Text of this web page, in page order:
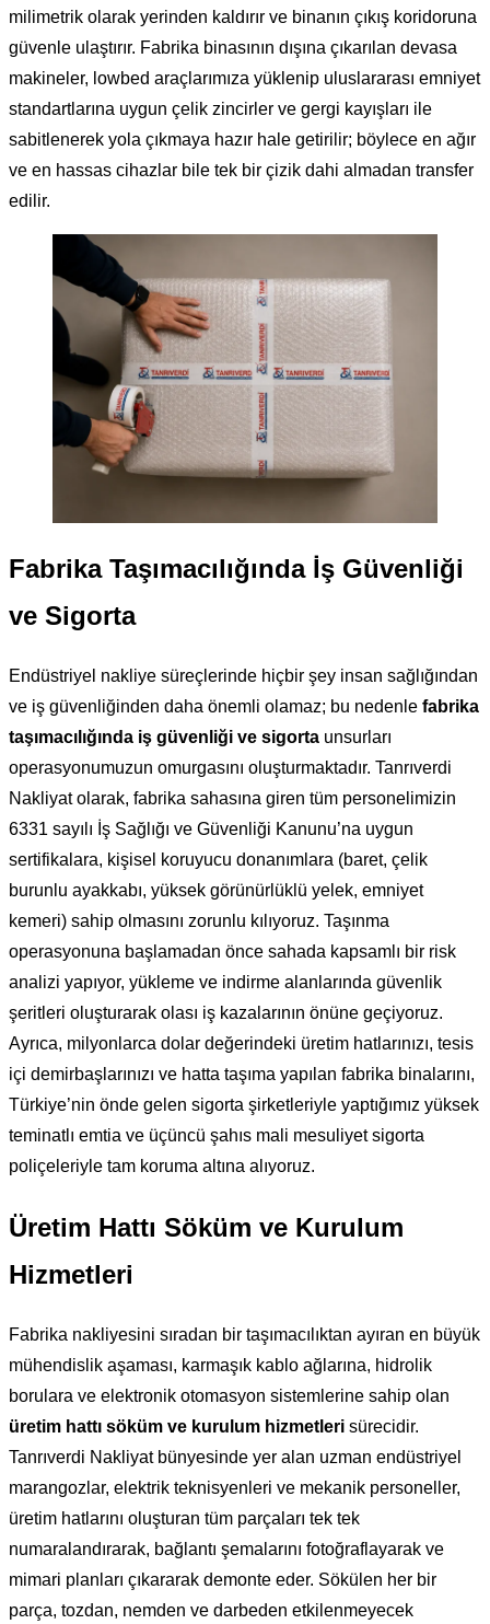
milimetrik olarak yerinden kaldırır ve binanın çıkış koridoruna
güvenle ulaştırır. Fabrika binasının dışına çıkarılan devasa
makineler, lowbed araçlarımıza yüklenip uluslararası emniyet
standartlarına uygun çelik zincirler ve gergi kayışları ile
sabitlenerek yola çıkmaya hazır hale getirilir; böylece en ağır
ve en hassas cihazlar bile tek bir çizik dahi almadan transfer
edilir.
Fabrika Taşımacılığında İş Güvenliği
ve Sigorta
Endüstriyel nakliye süreçlerinde hiçbir şey insan sağlığından
ve iş güvenliğinden daha önemli olamaz; bu nedenle fabrika
taşımacılığında iş güvenliği ve sigorta unsurları
operasyonumuzun omurgasını oluşturmaktadır. Tanrıverdi
Nakliyat olarak, fabrika sahasına giren tüm personelimizin
6331 sayılı İş Sağlığı ve Güvenliği Kanunu’na uygun
sertifikalara, kişisel koruyucu donanımlara (baret, çelik
burunlu ayakkabı, yüksek görünürlüklü yelek, emniyet
kemeri) sahip olmasını zorunlu kılıyoruz. Taşınma
operasyonuna başlamadan önce sahada kapsamlı bir risk
analizi yapıyor, yükleme ve indirme alanlarında güvenlik
şeritleri oluşturarak olası iş kazalarının önüne geçiyoruz.
Ayrıca, milyonlarca dolar değerindeki üretim hatlarınızı, tesis
içi demirbaşlarınızı ve hatta taşıma yapılan fabrika binalarını,
Türkiye’nin önde gelen sigorta şirketleriyle yaptığımız yüksek
teminatlı emtia ve üçüncü şahıs mali mesuliyet sigorta
poliçeleriyle tam koruma altına alıyoruz.
Üretim Hattı Söküm ve Kurulum
Hizmetleri
Fabrika nakliyesini sıradan bir taşımacılıktan ayıran en büyük
mühendislik aşaması, karmaşık kablo ağlarına, hidrolik
borulara ve elektronik otomasyon sistemlerine sahip olan
üretim hattı söküm ve kurulum hizmetleri sürecidir.
Tanrıverdi Nakliyat bünyesinde yer alan uzman endüstriyel
marangozlar, elektrik teknisyenleri ve mekanik personeller,
üretim hatlarını oluşturan tüm parçaları tek tek
numaralandırarak, bağlantı şemalarını fotoğraflayarak ve
mimari planları çıkararak demonte eder. Sökülen her bir
parça, tozdan, nemden ve darbeden etkilenmeyecek